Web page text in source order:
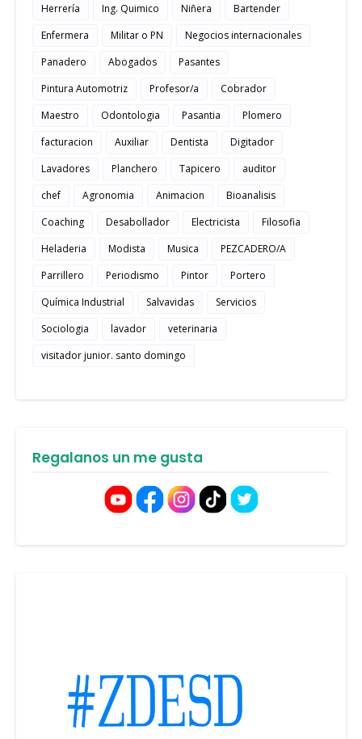
Herrería Ing. Quimico Niñera
Bartender
Enfermera
Militar o PN
Negocios internacionales
Panadero
Abogados
Pasantes
Pintura Automotriz
Profesor/a
Cobrador
Maestro
Odontologia Pasantia
Plomero
facturacion
Auxiliar Dentista
Digitador
Lavadores
Planchero Tapicero
auditor
chef
Agronomia Animacion
Bioanalisis
Coaching
Desabollador Electricista
Filosofia
Heladeria
Modista Musica
PEZCADERO/A
Parrillero
Periodismo Pintor
Portero
Química Industrial
Salvavidas
Servicios
Sociologia
lavador
veterinaria
visitador junior. santo domingo
Regalanos un me gusta